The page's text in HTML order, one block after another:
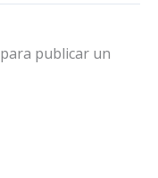
para publicar un